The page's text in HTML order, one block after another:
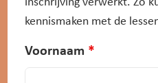
kennismaken met de
Voornaam *